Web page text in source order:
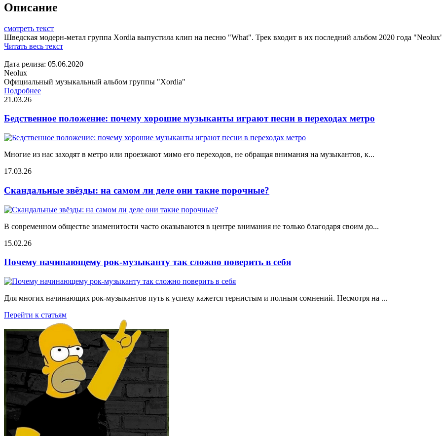
Описание
смотреть текст
Шведская модерн-метал группа Xordia выпустила клип на песню "What". Трек входит в их последний альбом 2020 года
Читать весь текст
Дата релиза: 05.06.2020
Neolux
Официальный музыкальный альбом группы "Xordia"
Подробнее
21.03.26
Бедственное положение: почему хорошие музыканты играют песни в переходах метро
Многие из нас заходят в метро или проезжают мимо его переходов, не обращая внимания на музыкантов, к...
17.03.26
Скандальные звёзды: на самом ли деле они такие порочные?
В современном обществе знаменитости часто оказываются в центре внимания не только благодаря своим до...
15.02.26
Почему начинающему рок-музыканту так сложно поверить в себя
Для многих начинающих рок-музыкантов путь к успеху кажется тернистым и полным сомнений. Несмотря на ...
Перейти к статьям